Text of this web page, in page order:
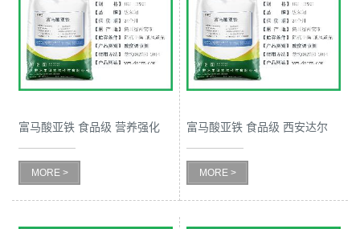
厅
证
富马酸亚铁 食品级 营养强化
剂 西安达尔闻 食品铁强化剂
MORE >
富马酸亚铁 食品级 西安达尔
闻 在猪饲料养中的应用
MORE >